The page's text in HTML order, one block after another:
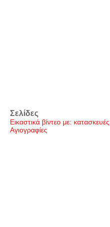
Σελίδες
Εικαστικά βίντεο με:
Αγιογραφίες